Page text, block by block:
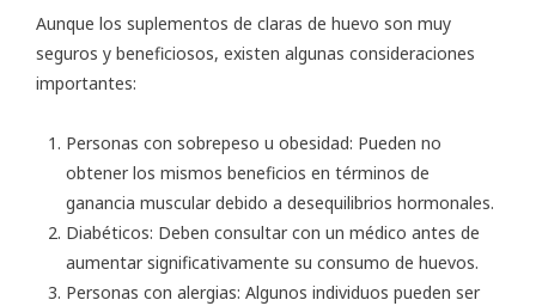
Aunque los suplementos de claras de huevo son muy
seguros y beneficiosos, existen algunas consideraciones
importantes:
Personas con sobrepeso u obesidad: Pueden no
obtener los mismos beneficios en términos de
ganancia muscular debido a desequilibrios hormonales.
Diabéticos: Deben consultar con un médico antes de
aumentar significativamente su consumo de huevos.
Personas con alergias: Algunos individuos pueden ser